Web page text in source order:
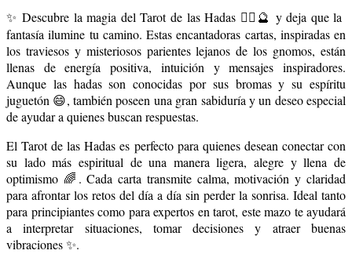
✨ Descubre la magia del Tarot de las Hadas 🧚‍♀️🔮 y deja que la
fantasía ilumine tu camino. Estas encantadoras cartas, inspiradas en
los traviesos y misteriosos parientes lejanos de los gnomos, están
llenas de energía positiva, intuición y mensajes inspiradores.
Aunque las hadas son conocidas por sus bromas y su espíritu
juguetón 😄, también poseen una gran sabiduría y un deseo especial
de ayudar a quienes buscan respuestas.
El Tarot de las Hadas es perfecto para quienes desean conectar con
su lado más espiritual de una manera ligera, alegre y llena de
optimismo 🌈. Cada carta transmite calma, motivación y claridad
para afrontar los retos del día a día sin perder la sonrisa. Ideal tanto
para principiantes como para expertos en tarot, este mazo te ayudará
a interpretar situaciones, tomar decisiones y atraer buenas
vibraciones ✨.